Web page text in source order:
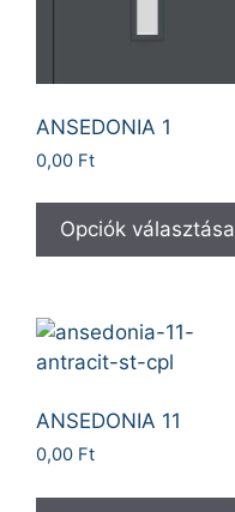
ANSEDONIA 1
0,00 Ft
Opciók választása
ANSEDONIA 11
0,00 Ft